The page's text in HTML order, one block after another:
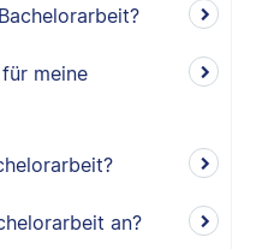
meine
an?